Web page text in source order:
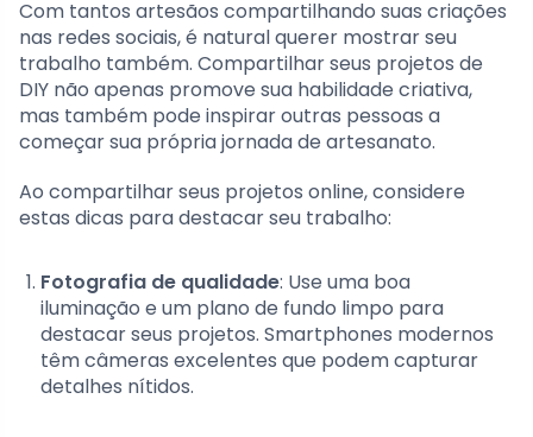
Com tantos artesãos compartilhando suas criações
nas redes sociais, é natural querer mostrar seu
trabalho também. Compartilhar seus projetos de
DIY não apenas promove sua habilidade criativa,
mas também pode inspirar outras pessoas a
começar sua própria jornada de artesanato.
Ao compartilhar seus projetos online, considere
estas dicas para destacar seu trabalho:
Fotografia de qualidade: Use uma boa
iluminação e um plano de fundo limpo para
destacar seus projetos. Smartphones modernos
têm câmeras excelentes que podem capturar
detalhes nítidos.